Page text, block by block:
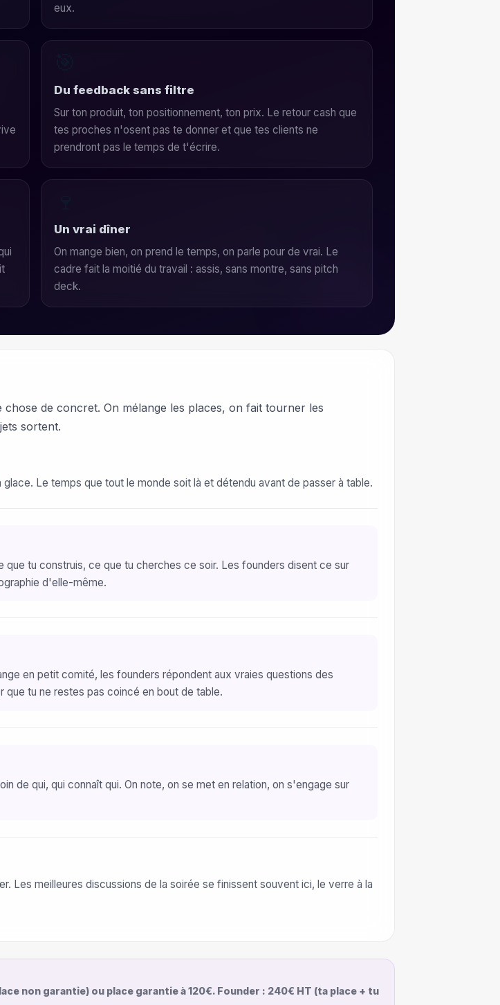
eux.
Du feedback sans filtre
Sur ton produit, ton positionnement, ton prix. Le retour cash que
tes proches n'osent pas te donner et que tes clients ne
prendront pas le temps de t'écrire.
Un vrai dîner
On mange bien, on prend le temps, on parle pour de vrai. Le
cadre fait la moitié du travail : assis, sans montre, sans pitch
deck.
de concret. On mélange les places, on fait tourner les
sortent.
Le temps que tout le monde soit là et détendu avant de passer à table.
que tu construis, ce que tu cherches ce soir. Les founders disent ce sur
d'elle-même.
en petit comité, les founders répondent aux vraies questions des
que tu ne restes pas coincé en bout de table.
de qui, qui connaît qui. On note, on se met en relation, on s'engage sur
Les meilleures discussions de la soirée se finissent souvent ici, le verre à la
non garantie) ou place garantie à 120€. Founder : 240€ HT (ta place + tu